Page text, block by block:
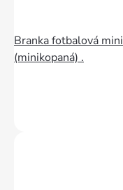
Branka fotbalová mini
(minikopaná) .